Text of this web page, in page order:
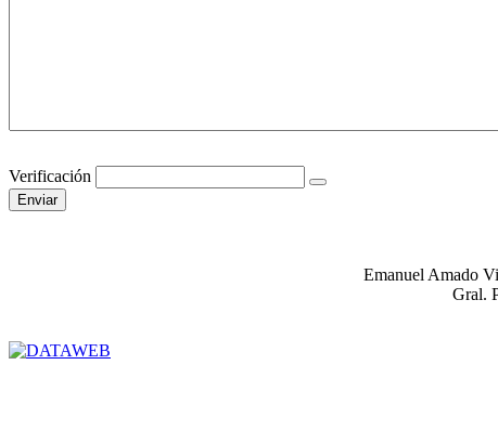
Verificación
Enviar
Emanuel Amado
Gral.